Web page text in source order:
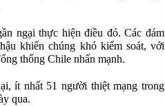
ngại thực hiện điều đó. Các đám
khiến chúng khó kiểm soát, với
thống Chile nhấn mạnh.
ít nhất 51 người thiệt mạng trong
qua.